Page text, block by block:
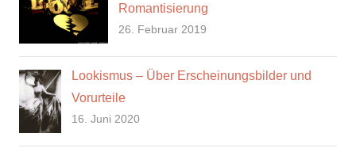
Romantisierung
26. Februar 2019
Lookismus – Über Erscheinungsbilder und
Vorurteile
16. Juni 2020